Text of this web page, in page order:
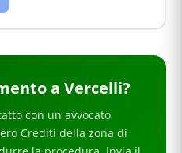
a Vercelli?
con un avvocato
Crediti della zona di